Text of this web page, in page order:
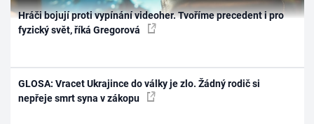
Hráči bojují proti vypínání videoher. Tvoříme precedent i pro
fyzický svět, říká Gregorová
GLOSA: Vracet Ukrajince do války je zlo. Žádný rodič si
nepřeje smrt syna v zákopu